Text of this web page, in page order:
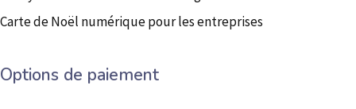
Carte de Noël numérique pour les entreprises
Options de paiement